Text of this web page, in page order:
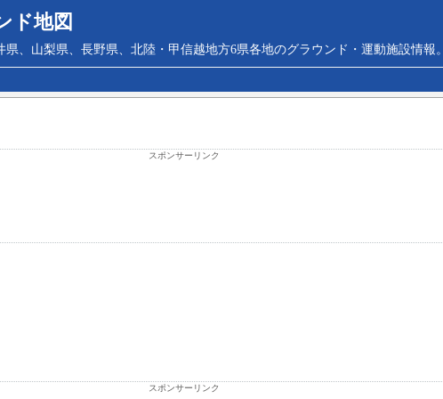
ド地図
、山梨県、長野県、北陸・甲信越地方6県各地のグラウンド・運動施設情報。
スポンサーリンク
スポンサーリンク